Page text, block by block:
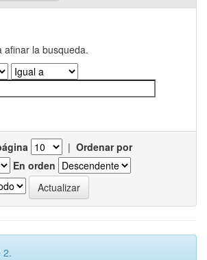
afinar la busqueda.
| Ordenar por
En orden
2.